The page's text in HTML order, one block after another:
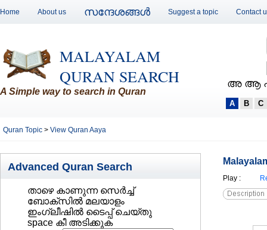
Home About us സന്ദേശങ്ങള്‍ Suggest a topic Contact
MALAYALAM
QURAN SEARCH
A Simple way to search in Quran
അ ആ
A B C
Quran Topic > View Quran Aaya
Advanced Quran Search
താഴെ കാണുന്ന സെര്‍ച്ച്‌
ബോക്സില്‍ മലയാളം
ഇംഗ്ലീഷില്‍ ടൈപ്പ് ചെയ്തു
space കീ അടിക്കുക
Play :